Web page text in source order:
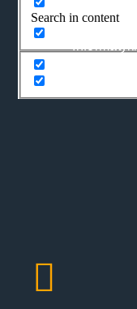
Search in content